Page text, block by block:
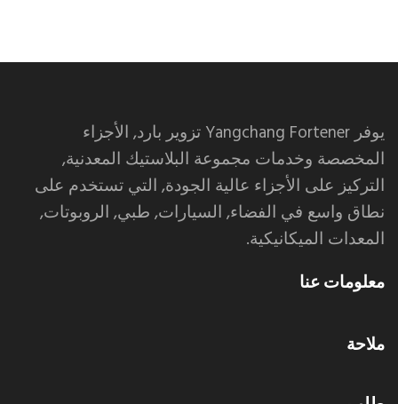
يوفر Yangchang Fortener تزوير بارد, الأجزاء
المخصصة وخدمات مجموعة البلاستيك المعدنية,
التركيز على الأجزاء عالية الجودة, التي تستخدم على
نطاق واسع في الفضاء, السيارات, طبي, الروبوتات,
المعدات الميكانيكية.
معلومات عنا
ملاحة